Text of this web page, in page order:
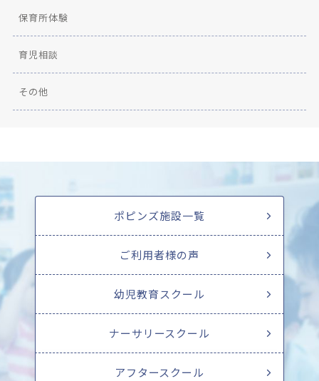
保育所体験
育児相談
その他
ポピンズ施設一覧
ご利用者様の声
幼児教育スクール
ナーサリースクール
アフタースクール